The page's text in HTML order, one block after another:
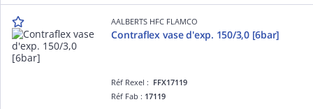
AALBERTS HFC FLAMCO
Contraflex vase d'exp. 150/3,0 [6bar]
Réf Rexel : FFX17119
Réf Fab : 17119